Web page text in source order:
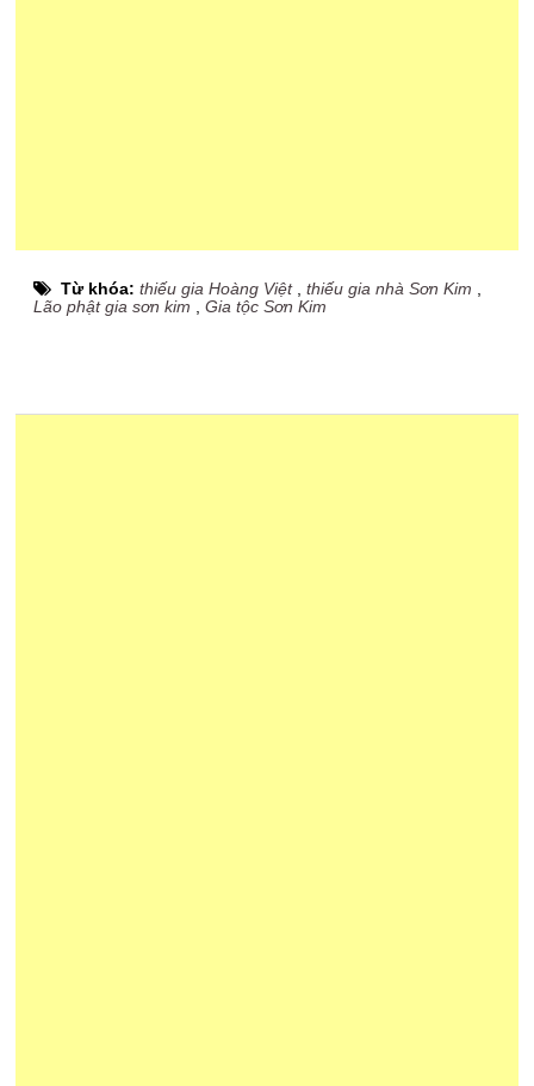
Từ khóa:thiếu gia Hoàng Việt,thiếu gia nhà Sơn Kim
Lão phật gia sơn kim ,Gia tộc Sơn Kim